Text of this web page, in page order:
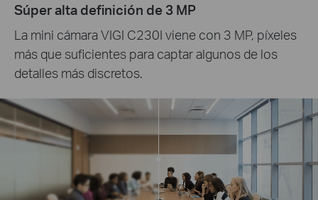
Súper alta definición de 3 MP
La mini cámara VIGI C230I viene con 3 MP, píxeles
más que suficientes para captar algunos de los
detalles más discretos.